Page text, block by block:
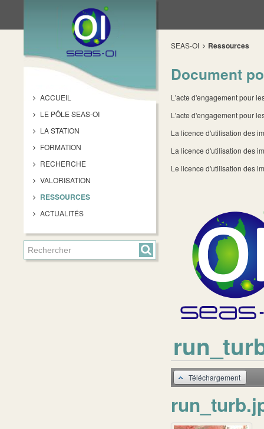
ACCUEIL
LE PÔLE SEAS-OI
LA STATION
FORMATION
RECHERCHE
VALORISATION
RESSOURCES
ACTUALITÉS
SEAS-OI Ressources
Document
L'acte d'engagement pour
L'acte d'engagement pour
La licence d'utilisation des
La licence d'utilisation des
Le licence d'utilisation des
Téléchargement